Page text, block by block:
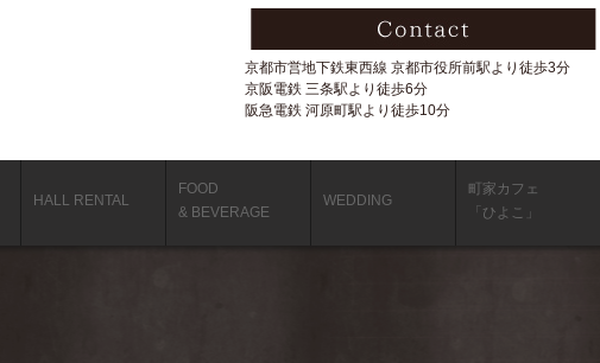
京都市営地下鉄東西線 京都市役所前駅より徒歩3分
京阪電鉄 三条駅より徒歩6分
阪急電鉄 河原町駅より徒歩10分
HALL RENTAL
FOOD
& BEVERAGE
WEDDING
町家カフェ
「ひよこ」